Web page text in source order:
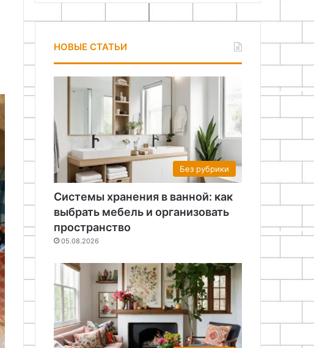
НОВЫЕ СТАТЬИ
Без рубрики
Системы хранения в ванной: как
выбрать мебель и организовать
пространство
05.08.2026